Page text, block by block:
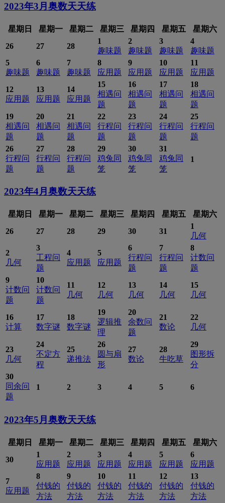
2023年3月 奥数天天练
星期日 星期一 星期二 星期三 星期四 星期五
星期六
26
27 28
1
趣味题
2
趣味题
3
趣味题
4
趣味题
5
趣味题
6
趣味题
7
趣味题
8
应用题
9
应用题
10
应用题
11
应用题
12
应用题
13
应用题
14
应用题
15
相遇问
题
16
相遇问
题
17
相遇问
题
18
相遇问
题
19
相遇问
题
20
相遇问
题
21
相遇问
题
22
行程问
题
23
行程问
题
24
行程问
题
25
行程问
题
26
行程问
题
27
行程问
题
28
行程问
题
29
鸡兔同
笼
30
鸡兔同
笼
31
鸡兔同
笼
1
2023年4月 奥数天天练
星期日 星期一 星期二 星期三 星期四 星期五
星期六
26
27 28 29 30 31
1
几何
2
几何
3
工程问
题
4
应用题
5
应用题
6
行程问
题
7
行程问
题
8
计数问
题
9
计数问
题
10
计数问
题
11
几何
12
几何
13
几何
14
几何
15
几何
16
计算
17
数字谜
18
数字谜
19
逻辑推
理
20
余数问
题
21
数论
22
几何
23
几何
24
不定方
程
25
递推法
26
圆与扇
形
27
数论
28
牛吃草
29
图形拆
分
30
同余问
题
1 2 3 4 5 6
2023年5月 奥数天天练
星期日 星期一 星期二 星期三 星期四 星期五
星期六
30
1
应用题
2
应用题
3
应用题
4
应用题
5
应用题
6
应用题
7
应用题
8
付钱的
方法
9
付钱的
方法
10
付钱的
方法
11
付钱的
方法
12
付钱的
方法
13
付钱的
方法